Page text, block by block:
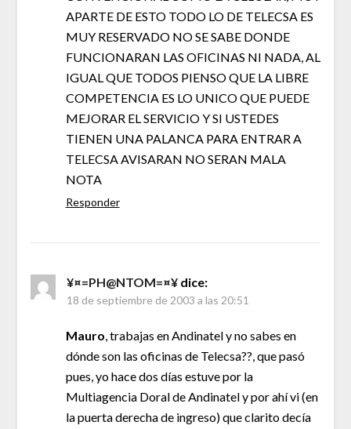
APARTE DE ESTO TODO LO DE TELECSA ES
MUY RESERVADO NO SE SABE DONDE
FUNCIONARAN LAS OFICINAS NI NADA, AL
IGUAL QUE TODOS PIENSO QUE LA LIBRE
COMPETENCIA ES LO UNICO QUE PUEDE
MEJORAR EL SERVICIO Y SI USTEDES
TIENEN UNA PALANCA PARA ENTRAR A
TELECSA AVISARAN NO SERAN MALA
NOTA
Responder
¥¤=PH@NTOM=¤¥ dice:
18 de septiembre de 2003 a las 20:51
Mauro, trabajas en Andinatel y no sabes en
dónde son las oficinas de Telecsa??, que pasó
pues, yo hace dos días estuve por la
Multiagencia Doral de Andinatel y por ahí vi (en
la puerta derecha de ingreso) que clarito decía